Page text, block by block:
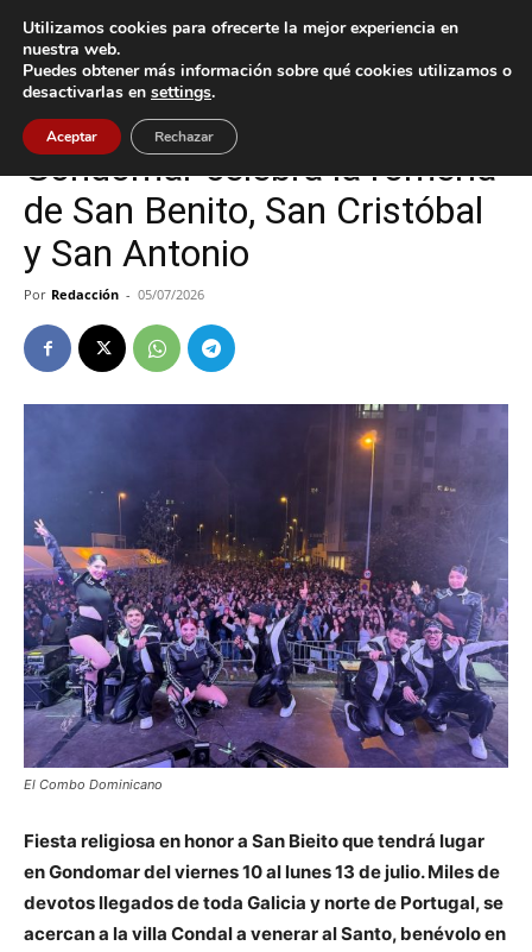
Inicio Cultura / Ocio
Cultura / Ocio Gondomar
Gondomar celebra la romería
de San Benito, San Cristóbal
y San Antonio
Por Redacción - 05/07/2026
El Combo Dominicano
Fiesta religiosa en honor a San Bieito que tendrá lugar
en Gondomar del viernes 10 al lunes 13 de julio. Miles de
devotos llegados de toda Galicia y norte de Portugal, se
acercan a la villa Condal a venerar al Santo, benévolo en
Utilizamos cookies para ofrecerte la mejor experiencia en
nuestra web.
Puedes obtener más información sobre qué cookies utilizamos o
desactivarlas en settings.
Aceptar Rechazar